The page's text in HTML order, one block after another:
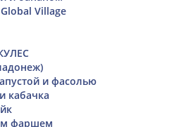
Village
и фасолью
кабачка
фаршем